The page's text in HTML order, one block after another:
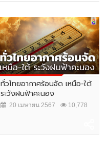
ทั่วไทยอากาศร้อนจัด เหนือ-ใต้
ระวังฝนฟ้าคะนอง
20 เมษายน 2567 10,778